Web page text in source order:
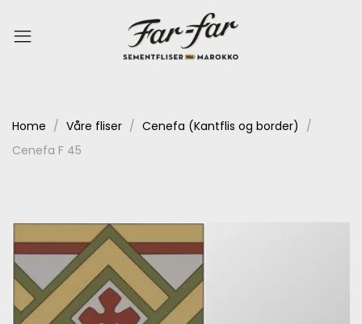
Home Våre fliser
Cenefa (Kantflis og border)
Cenefa F 45